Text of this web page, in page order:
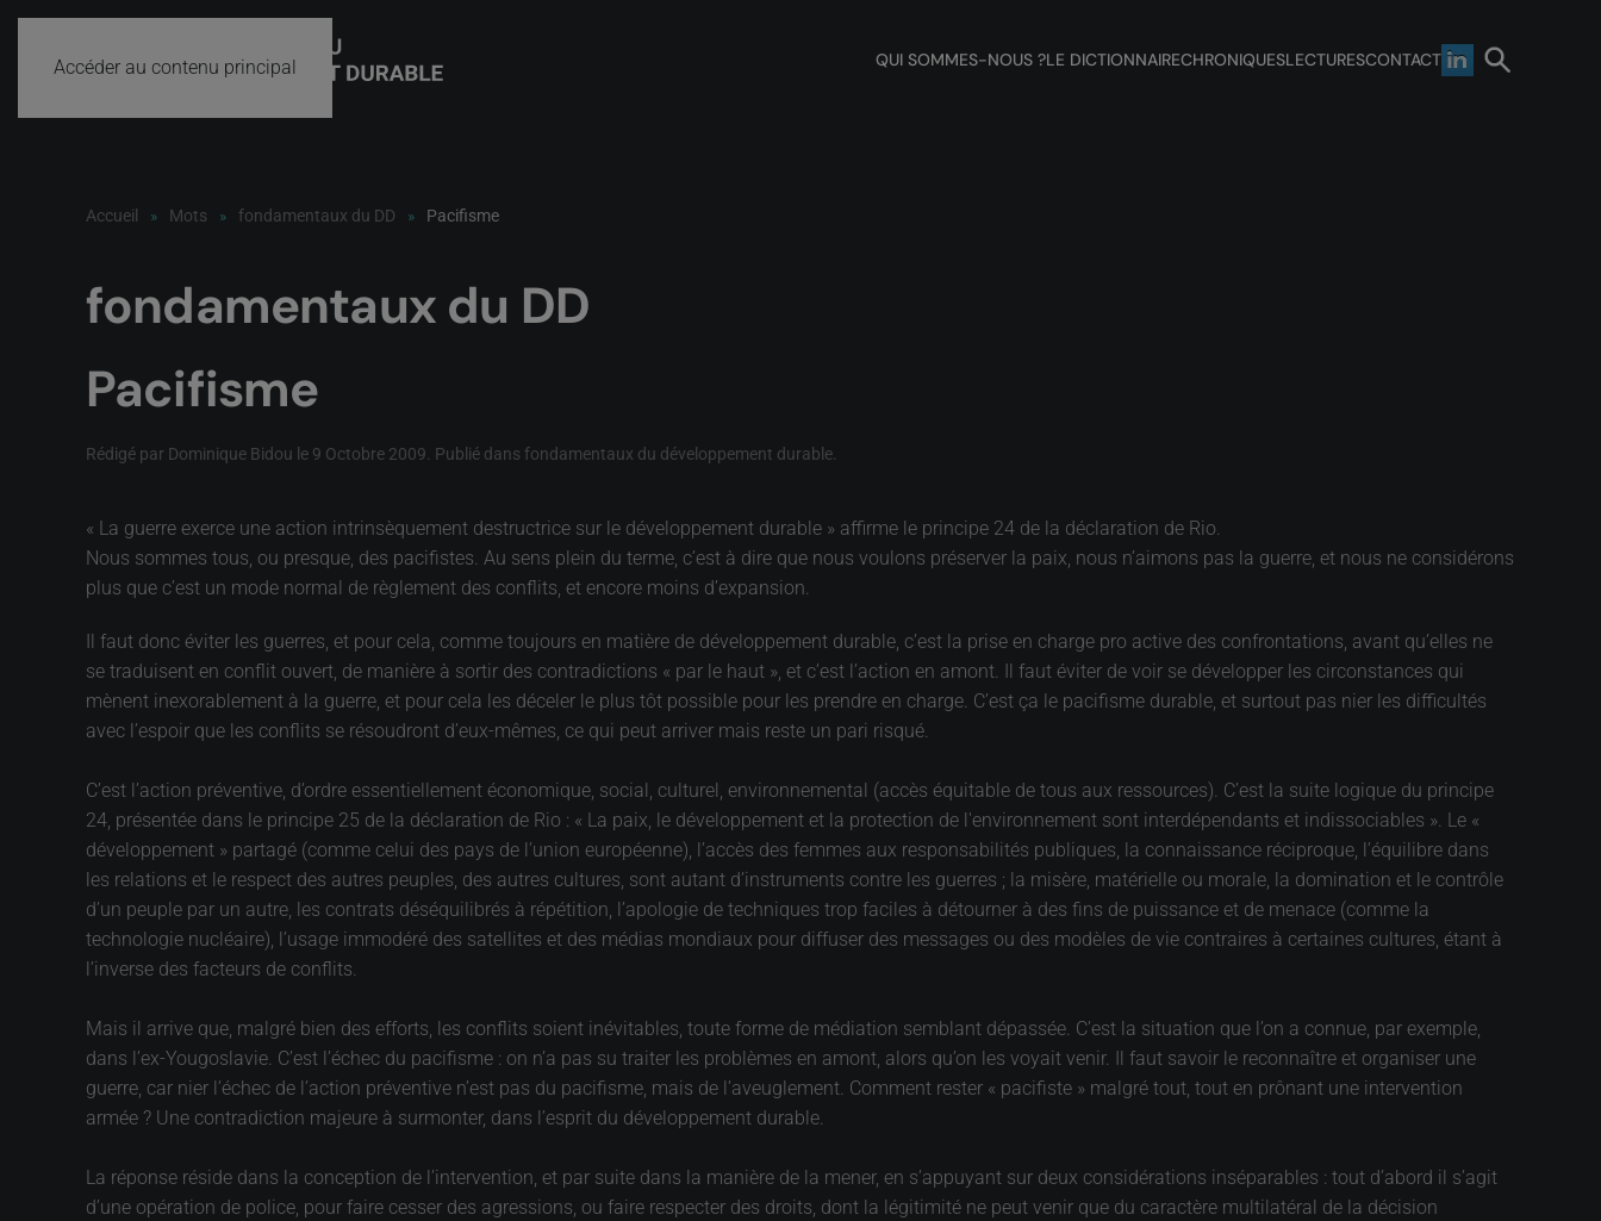
Accéder au contenu principal QUI SOMMES-NOUS ?LE DICTIONNAIRECHRONIQUESLECTURESCONTACT
Accueil Mots fondamentaux du DD Pacifisme
fondamentaux du DD
Pacifisme
Rédigé par Dominique Bidou le 9 Octobre 2009 . Publié dans fondamentaux du développement durable
« La guerre exerce une action intrinsèquement destructrice sur le développement durable » affirme le principe 24 de la déclaration de Rio.
Nous sommes tous, ou presque, des pacifistes. Au sens plein du terme, c’est à dire que nous voulons préserver la paix, nous n’aimons pas la guerre, et nous ne considérons
plus que c’est un mode normal de règlement des conflits, et encore moins d’expansion.
Il faut donc éviter les guerres, et pour cela, comme toujours en matière de développement durable, c’est la prise en charge pro active des confrontations, avant qu’elles ne
se traduisent en conflit ouvert, de manière à sortir des contradictions « par le haut », et c’est l’action en amont. Il faut éviter de voir se développer les circonstances qui
mènent inexorablement à la guerre, et pour cela les déceler le plus tôt possible pour les prendre en charge. C’est ça le pacifisme durable, et surtout pas nier les difficultés
avec l’espoir que les conflits se résoudront d’eux-mêmes, ce qui peut arriver mais reste un pari risqué.
C’est l’action préventive, d’ordre essentiellement économique, social, culturel, environnemental (accès équitable de tous aux ressources). C’est la suite logique du principe
24, présentée dans le principe 25 de la déclaration de Rio : « La paix, le développement et la protection de l'environnement sont interdépendants et indissociables ». Le «
développement » partagé (comme celui des pays de l’union européenne), l’accès des femmes aux responsabilités publiques, la connaissance réciproque, l’équilibre dans
les relations et le respect des autres peuples, des autres cultures, sont autant d’instruments contre les guerres ; la misère, matérielle ou morale, la domination et le contrôle
d’un peuple par un autre, les contrats déséquilibrés à répétition, l’apologie de techniques trop faciles à détourner à des fins de puissance et de menace (comme la
technologie nucléaire), l’usage immodéré des satellites et des médias mondiaux pour diffuser des messages ou des modèles de vie contraires à certaines cultures, étant à
l’inverse des facteurs de conflits.
Mais il arrive que, malgré bien des efforts, les conflits soient inévitables, toute forme de médiation semblant dépassée. C’est la situation que l’on a connue, par exemple,
dans l’ex-Yougoslavie. C’est l’échec du pacifisme : on n’a pas su traiter les problèmes en amont, alors qu’on les voyait venir. Il faut savoir le reconnaître et organiser une
guerre, car nier l’échec de l’action préventive n’est pas du pacifisme, mais de l’aveuglement. Comment rester « pacifiste » malgré tout, tout en prônant une intervention
armée ? Une contradiction majeure à surmonter, dans l’esprit du développement durable.
La réponse réside dans la conception de l’intervention, et par suite dans la manière de la mener, en s’appuyant sur deux considérations inséparables : tout d’abord il s’agit
d’une opération de police, pour faire cesser des agressions, ou faire respecter des droits, dont la légitimité ne peut venir que du caractère multilatéral de la décision